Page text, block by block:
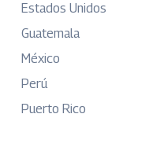
Estados Unidos
Guatemala
México
Perú
Puerto Rico